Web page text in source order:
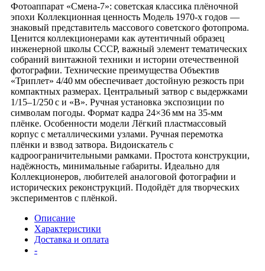
Фотоаппарат «Смена‑7»: советская классика плёночной
эпохи Коллекционная ценность Модель 1970‑х годов —
знаковый представитель массового советского фотопрома.
Ценится коллекционерами как аутентичный образец
инженерной школы СССР, важный элемент тематических
собраний винтажной техники и истории отечественной
фотографии. Технические преимущества Объектив
«Триплет» 4/40 мм обеспечивает достойную резкость при
компактных размерах. Центральный затвор с выдержками
1/15–1/250 с и «В». Ручная установка экспозиции по
символам погоды. Формат кадра 24×36 мм на 35‑мм
плёнке. Особенности модели Лёгкий пластмассовый
корпус с металлическими узлами. Ручная перемотка
плёнки и взвод затвора. Видоискатель с
кадроограничительными рамками. Простота конструкции,
надёжность, минимальные габариты. Идеально для
Коллекционеров, любителей аналоговой фотографии и
исторических реконструкций. Подойдёт для творческих
экспериментов с плёнкой.
Описание
Характеристики
Доставка и оплата
-